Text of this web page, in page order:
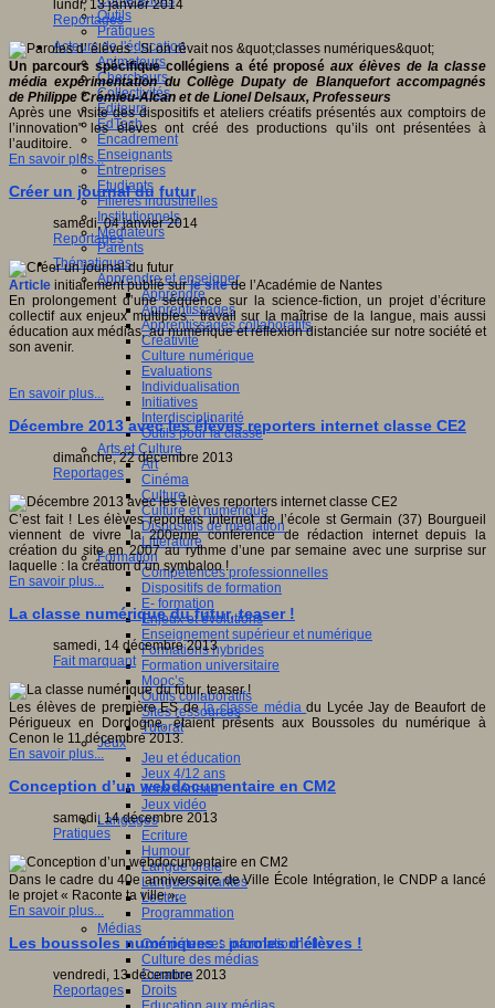
Outils
Pratiques
Acteurs de l'éducation
Animateurs
Chercheurs
Collectivités
Editeurs
EdTech
Encadrement
Enseignants
Entreprises
Etudiants
Filières industrielles
Institutionnels
Médiateurs
Parents
Thématiques
Apprendre et enseigner
Apprendre
Apprentissages
Apprentissages collaboratifs
Créativité
Culture numérique
Evaluations
Individualisation
Initiatives
Interdisciplinarité
Outils pour la classe
Arts et Culture
Art
Cinéma
Culture
Culture et numérique
Dispositifs de médiation
Littérature
Formation
Compétences professionnelles
Dispositifs de formation
E- formation
Enjeux et évolutions
Enseignement supérieur et numérique
Formations hybrides
Formation universitaire
Mooc’s
Outils collaboratifs
Sites ressources
Tutorat
Jeux
Jeu et éducation
Jeux 4/12 ans
Jeux sérieux
Jeux vidéo
Langages
Ecriture
Humour
Langue orale
Langues vivantes
Lecture
Programmation
Médias
Compétences informationnelles
Culture des médias
Curation
Droits
lundi, 13 janvier 2014
Reportages
Un parcours spécifique collégiens a été proposéauxélèves de la classe
média expérimentation du Collège Dupaty de Blanquefort accompagnés
de Philippe Crémieu-Alcan et de Lionel Delsaux, Professeurs
Après une visite des dispositifs et ateliers créatifs présentés aux comptoirs de
l’innovation" les élèves ont créé des productions qu’ils ont présentées à
l’auditoire.
En savoir plus...
Créer un journal du futur
samedi, 04 janvier 2014
Reportages
Article initialement publié surle sitede l’Académie de Nantes
En prolongement d’une séquence sur la science-fiction, un projet d’écriture
collectif aux enjeux multiples : travail sur la maîtrise de la langue, mais aussi
éducation aux médias, au numérique et réflexion distanciée sur notre société et
son avenir.
En savoir plus...
Décembre 2013 avec les élèves reporters internet classe CE2
dimanche, 22 décembre 2013
Reportages
C’est fait ! Les élèves reporters internet de l’école st Germain (37) Bourgueil
viennent de vivre la 200ème conférence de rédaction internet depuis la
création du site en 2007 au rythme d’une par semaine avec une surprise sur
laquelle : la création d’un symbaloo !
En savoir plus...
La classe numérique du futur, teaser !
samedi, 14 décembre 2013
Fait marquant
Les élèves de première ES dela classe médiadu Lycée Jay de Beaufort de
Périgueux en Dordogne, étaient présents aux Boussoles du numérique à
Cenon le 11 décembre 2013.
En savoir plus...
Conception d’un webdocumentaire en CM2
samedi, 14 décembre 2013
Pratiques
Dans le cadre du 40e anniversaire de Ville École Intégration, le CNDP a lancé
le projet « Raconte ta ville »,
En savoir plus...
Les boussoles numériques : paroles d’élèves !
vendredi, 13 décembre 2013
Reportages